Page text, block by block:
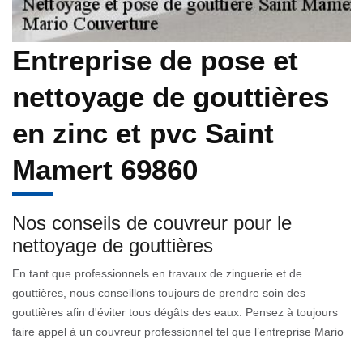
Entreprise de pose et
nettoyage de gouttières
en zinc et pvc Saint
Mamert 69860
Nos conseils de couvreur pour le
nettoyage de gouttières
En tant que professionnels en travaux de zinguerie et de
gouttières, nous conseillons toujours de prendre soin des
gouttières afin d'éviter tous dégâts des eaux. Pensez à toujours
faire appel à un couvreur professionnel tel que l’entreprise Mario